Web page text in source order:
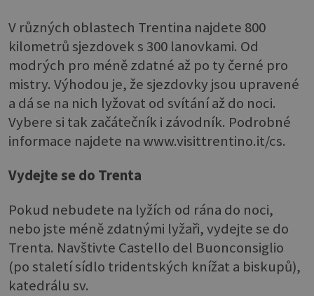
V různých oblastech Trentina najdete 800
kilometrů sjezdovek s 300 lanovkami. Od
modrých pro méně zdatné až po ty černé pro
mistry. Výhodou je, že sjezdovky jsou upravené
a dá se na nich lyžovat od svítání až do noci.
Vybere si tak začátečník i závodník. Podrobné
informace najdete na www.visittrentino.it/cs.
Vydejte se do Trenta
Pokud nebudete na lyžích od rána do noci,
nebo jste méně zdatnými lyžaři, vydejte se do
Trenta. Navštivte Castello del Buonconsiglio
(po staletí sídlo tridentských knížat a biskupů),
katedrálu sv.